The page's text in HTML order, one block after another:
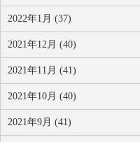
2022年1月 (37)
2021年12月 (40)
2021年11月 (41)
2021年10月 (40)
2021年9月 (41)